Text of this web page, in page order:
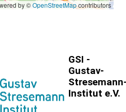
by ©OpenStreetMapcontributors
GSI -
Gustav-
Institut e.V.